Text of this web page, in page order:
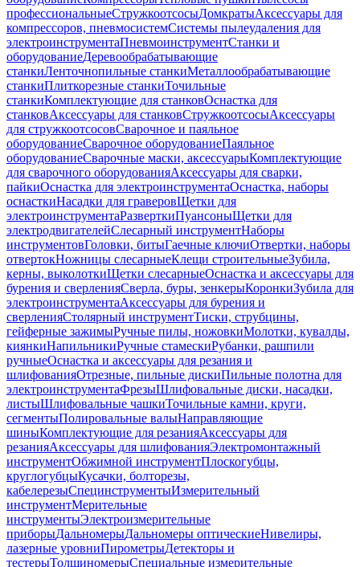
профессиональныеСтружкоотсосыДомкратыАксессуары для
компрессоров, пневмосистемСистемы пылеудаления для
электроинструментаПневмоинструментСтанки и
оборудованиеДеревообрабатывающие
станкиЛенточнопильные станкиМеталлообрабатывающие
станкиПлиткорезные станкиТочильные
станкиКомплектующие для станковОснастка для
станковАксессуары для станковСтружкоотсосыАксессуары
для стружкоотсосовСварочное и паяльное
оборудованиеСварочное оборудованиеПаяльное
оборудованиеСварочные маски, аксессуарыКомплектующие
для сварочного оборудованияАксессуары для сварки,
пайкиОснастка для электроинструментаОснастка, наборы
оснасткиНасадки для граверовЩетки для
электроинструментаРазверткиПуансоныЩетки для
электродвигателейСлесарный инструментНаборы
инструментовГоловки, битыГаечные ключиОтвертки, наборы
отвертокНожницы слесарныеКлещи строительныеЗубила,
керны, выколоткиЩетки слесарныеОснастка и аксессуары для
бурения и сверленияСверла, буры, зенкерыКоронкиЗубила для
электроинструментаАксессуары для бурения и
сверленияСтолярный инструментТиски, струбцины,
гейферные зажимыРучные пилы, ножовкиМолотки, кувалды,
киянкиНапильникиРучные стамескиРубанки, рашпили
ручныеОснастка и аксессуары для резания и
шлифованияОтрезные, пильные дискиПильные полотна для
электроинструментаФрезыШлифовальные диски, насадки,
листыШлифовальные чашкиТочильные камни, круги,
сегментыПолировальные валыНаправляющие
шиныКомплектующие для резанияАксессуары для
резанияАксессуары для шлифованияЭлектромонтажный
инструментОбжимной инструментПлоскогубцы,
круглогубцыКусачки, болторезы,
кабелерезыСпецинструментыИзмерительный
инструментМерительные
инструментыЭлектроизмерительные
приборыДальномерыДальномеры оптическиеНивелиры,
лазерные уровниПирометрыДетекторы и
тестерыТолщиномерыСпециальные измерительные